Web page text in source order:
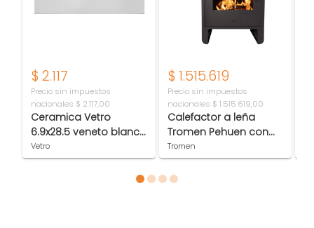
$ 1.515.619
Precio sin impuestos
nacionales $ 1.515.619,00
Calefactor a leña
Tromen Pehuen con
Horno 22000 KCAL/h
01-000-087
Tromen
$ 2.117
Precio sin impuestos
nacionales $ 2.117,00
Ceramica Vetro
6.9x28.5 veneto blanco
mate
Vetro